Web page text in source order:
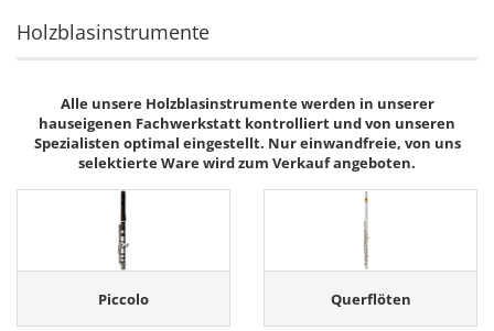
Holzblasinstrumente
Alle unsere Holzblasinstrumente werden in unserer
hauseigenen Fachwerkstatt kontrolliert und von unseren
Spezialisten optimal eingestellt. Nur einwandfreie, von uns
selektierte Ware wird zum Verkauf angeboten.
Piccolo Querflöten